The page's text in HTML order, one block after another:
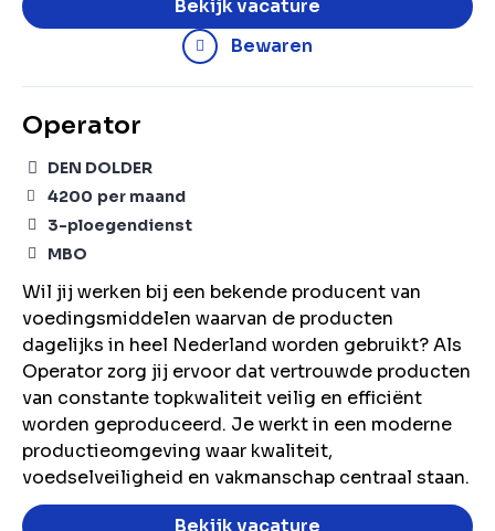
Bekijk vacature
Bewaren
Operator
DEN DOLDER
4200 per maand
3-ploegendienst
MBO
Wil jij werken bij een bekende producent van
voedingsmiddelen waarvan de producten
dagelijks in heel Nederland worden gebruikt? Als
Operator zorg jij ervoor dat vertrouwde producten
van constante topkwaliteit veilig en efficiënt
worden geproduceerd. Je werkt in een moderne
productieomgeving waar kwaliteit,
voedselveiligheid en vakmanschap centraal staan.
Bekijk vacature